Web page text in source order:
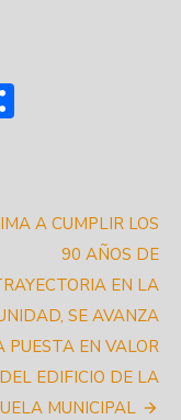
A CUMPLIR LOS
90 AÑOS DE
EN LA
SE AVANZA
PUESTA EN VALOR
DEL EDIFICIO DE LA
MUNICIPAL